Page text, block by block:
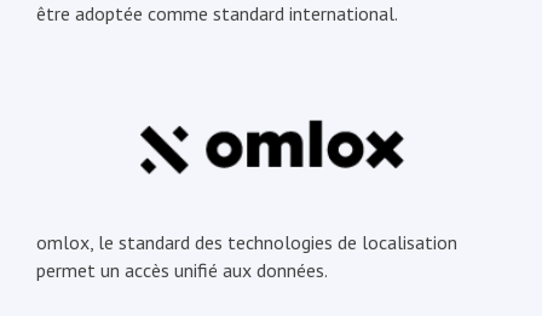
être adoptée comme standard international.
omlox, le standard des technologies de localisation
permet un accès unifié aux données.